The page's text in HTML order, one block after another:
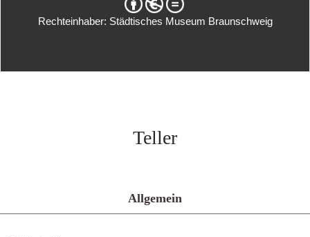
Rechteinhaber: Städtisches Museum Braunschweig
Teller
Allgemein